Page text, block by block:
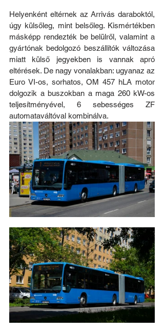
Helyenként eltérnek az Arrivás daraboktól,
úgy külsőleg, mint belsőleg. Kismértékben
másképp rendezték be belülről, valamint a
gyártónak bedolgozó beszállítók változása
miatt külső jegyekben is vannak apró
eltérések. De nagy vonalakban: ugyanaz az
Euro VI-os, sorhatos, OM 457 hLA motor
dolgozik a buszokban a maga 260 kW-os
teljesítményével, 6 sebességes ZF
automataváltóval kombinálva.